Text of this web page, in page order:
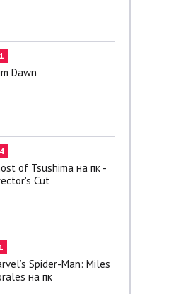
Dawn
of Tsushima на пк -
Cut
Spider-Man: Miles
на пк